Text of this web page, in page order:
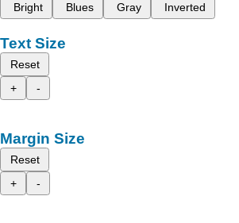
Bright
Blues Gray Inverted
Text Size
Reset
+
-
Margin Size
Reset
+
-